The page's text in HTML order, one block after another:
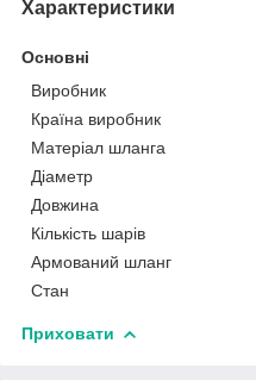
Характеристики
Основні
Виробник
Країна виробник
Матеріал шланга
Діаметр
Довжина
Кількість шарів
Армований шланг
Стан
Приховати